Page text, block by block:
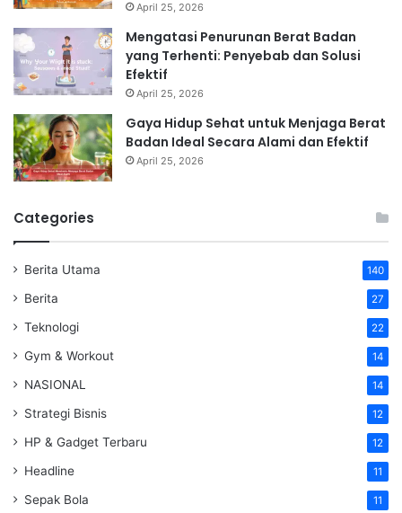
April 25, 2026
Mengatasi Penurunan Berat Badan
yang Terhenti: Penyebab dan Solusi
Efektif
April 25, 2026
Gaya Hidup Sehat untuk Menjaga Berat
Badan Ideal Secara Alami dan Efektif
April 25, 2026
Categories
Berita Utama 140
Berita 27
Teknologi 22
Gym & Workout 14
NASIONAL 14
Strategi Bisnis 12
HP & Gadget Terbaru 12
Headline 11
Sepak Bola 11